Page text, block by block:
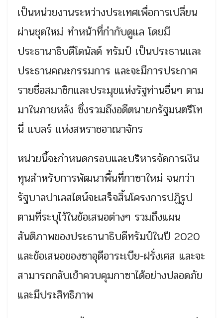
เป็นหน่วยงานระหว่างประเทศเพื่อการเปลี่ยน
ผ่านชุดใหม่ ทำหน้าที่กำกับดูแล โดยมี
ประธานาธิบดีโดนัลด์ ทรัมป์ เป็นประธานและ
ประธานคณะกรรมการ และจะมีการประกาศ
รายชื่อสมาชิกและประมุขแห่งรัฐท่านอื่นๆ ตาม
มาในภายหลัง ซึ่งรวมถึงอดีตนายกรัฐมนตรีโท
นี่ แบลร์ แห่งสหราชอาณาจักร
หน่วยนี้จะกำหนดกรอบและบริหารจัดการเงิน
ทุนสำหรับการพัฒนาพื้นที่กาซาใหม่ จนกว่า
รัฐบาลปาเลสไตน์จะเสร็จสิ้นโครงการปฏิรูป
ตามที่ระบุไว้ในข้อเสนอต่างๆ รวมถึงแผน
สันติภาพของประธานาธิบดีทรัมป์ในปี 2020
และข้อเสนอของซาอุดีอาระเบีย-ฝรั่งเศส และจะ
สามารถกลับเข้าควบคุมกาซาได้อย่างปลอดภัย
และมีประสิทธิภาพ